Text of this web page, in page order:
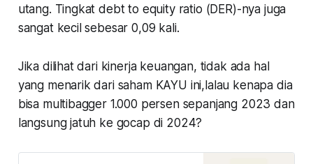
utang. Tingkat debt to equity ratio (DER)-nya juga
sangat kecil sebesar 0,09 kali.
Jika dilihat dari kinerja keuangan, tidak ada hal
yang menarik dari saham KAYU ini,lalau kenapa dia
bisa multibagger 1.000 persen sepanjang 2023 dan
langsung jatuh ke gocap di 2024?